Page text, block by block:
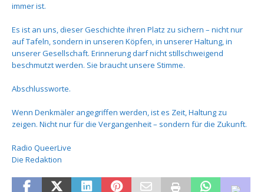
immer ist.
Es ist an uns, dieser Geschichte ihren Platz zu sichern – nicht nur
auf Tafeln, sondern in unseren Köpfen, in unserer Haltung, in
unserer Gesellschaft. Erinnerung darf nicht stillschweigend
beschmutzt werden. Sie braucht unsere Stimme.
Abschlussworte.
Wenn Denkmäler angegriffen werden, ist es Zeit, Haltung zu
zeigen. Nicht nur für die Vergangenheit – sondern für die Zukunft.
Radio QueerLive
Die Redaktion